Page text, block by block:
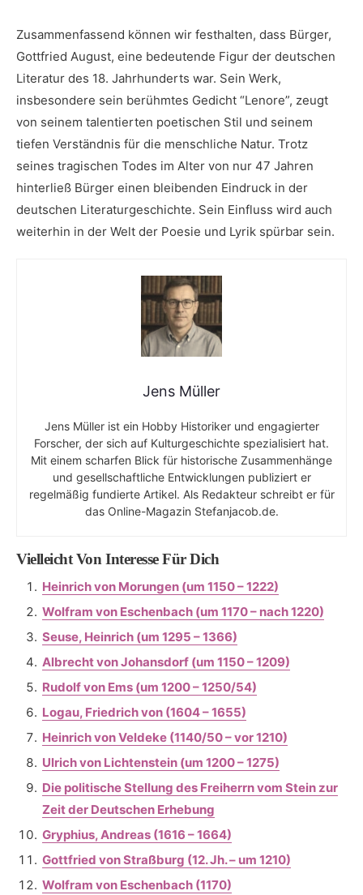
Zusammenfassend⁢ können wir festhalten, ⁤dass ⁣Bürger,
Gottfried‌ August, eine bedeutende Figur der deutschen
Literatur des 18. ⁢Jahrhunderts war. Sein Werk,
insbesondere sein berühmtes Gedicht “Lenore”, zeugt
von seinem talentierten poetischen⁤ Stil und seinem
tiefen Verständnis ⁢für die menschliche Natur. Trotz
seines tragischen ‍Todes im Alter von ⁣nur⁤ 47 Jahren
hinterließ Bürger einen bleibenden ⁣Eindruck in der
deutschen ⁢Literaturgeschichte. Sein Einfluss wird ⁣auch
weiterhin in der Welt der Poesie und Lyrik spürbar sein.
Jens Müller
Jens Müller ist ein Hobby Historiker und engagierter
Forscher, der sich auf Kulturgeschichte spezialisiert hat.
Mit einem scharfen Blick für historische Zusammenhänge
und gesellschaftliche Entwicklungen publiziert er
regelmäßig fundierte Artikel. Als Redakteur schreibt er für
das Online-Magazin Stefanjacob.de.
Vielleicht Von Interesse Für Dich
Heinrich von Morungen (um 1150 – 1222)
Wolfram von Eschenbach (um 1170 – nach 1220)
Seuse, Heinrich (um 1295 – 1366)
Albrecht von Johansdorf (um 1150 – 1209)
Rudolf von Ems (um 1200 – 1250/54)
Logau, Friedrich von (1604 – 1655)
Heinrich von Veldeke (1140/50 – vor 1210)
Ulrich von Lichtenstein (um 1200 – 1275)
Die politische Stellung des Freiherrn vom Stein zur
Zeit der Deutschen Erhebung
Gryphius, Andreas (1616 – 1664)
Gottfried von Straßburg (12. Jh. – um 1210)
Wolfram von Eschenbach (1170)